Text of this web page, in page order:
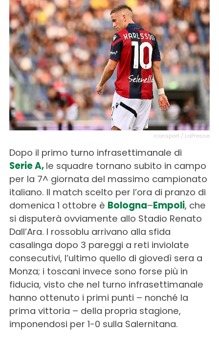
iconsport / LaPresse
Dopo il primo turno infrasettimanale di
Serie A, le squadre tornano subito in campo
per la 7^ giornata del massimo campionato
italiano. Il match scelto per l’ora di pranzo di
domenica 1 ottobre è Bologna–Empoli, che
si disputerà ovviamente allo Stadio Renato
Dall’Ara. I rossoblu arrivano alla sfida
casalinga dopo 3 pareggi a reti inviolate
consecutivi, l’ultimo quello di giovedì sera a
Monza; i toscani invece sono forse più in
fiducia, visto che nel turno infrasettimanale
hanno ottenuto i primi punti – nonché la
prima vittoria – della propria stagione,
imponendosi per 1-0 sulla Salernitana.